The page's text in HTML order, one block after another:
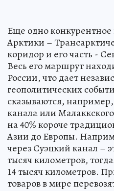
Еще одно
Арктики –
коридор и его часть -
Весь его маршрут
России, что дает
геополитических
сказываются,
канала или
на 40% короче
Азии до Европы.
через Суэцкий канал –
тысяч километров,
14 тысяч километров.
товаров в мире